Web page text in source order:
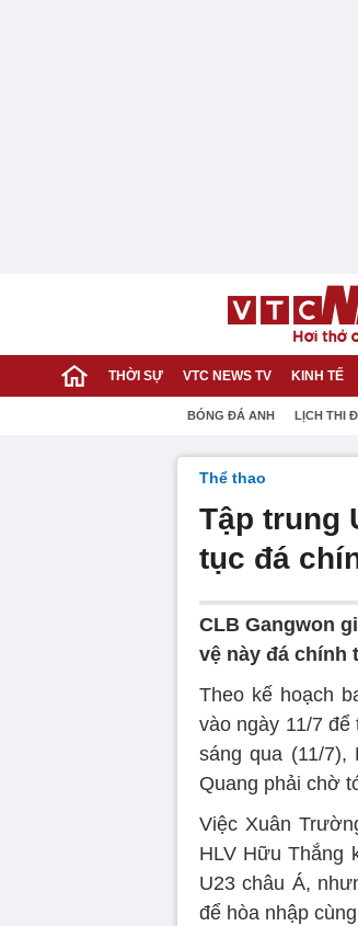
THỜI SỰ VTC NEWS TV KINH TẾ
BÓNG ĐÁ ANH LỊCH THI
Thể thao
Tập trung
tục đá
CLB Gangwon
vệ này đá chính
Theo kế hoạch
vào ngày 11/7
sáng qua (11/
Quang phải chờ
Việc Xuân
HLV Hữu Thắng
U23 châu Á,
để hòa nhập